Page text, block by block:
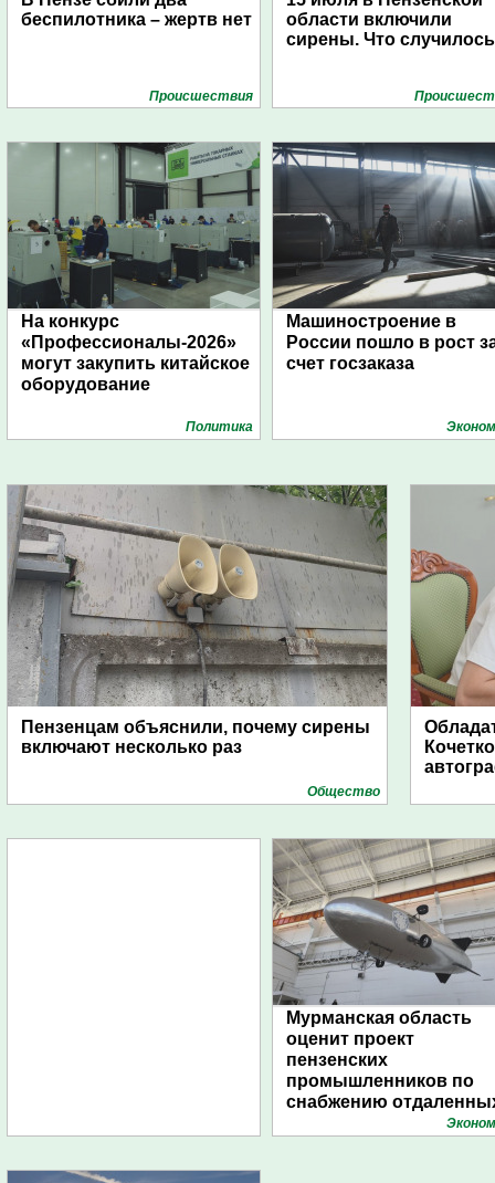
беспилотника – жертв нет
Проиcшествия
области включили
сирены. Что
На конкурс
«Профессионалы-2026»
могут закупить китайское
оборудование
Политика
Машиностроение в
России пошло в рост
счет госзаказа
Пензенцам объяснили, почему сирены
включают несколько раз
Общество
Мурманская область
оценит проект
пензенских
промышленников по
снабжению
поселений с помощью